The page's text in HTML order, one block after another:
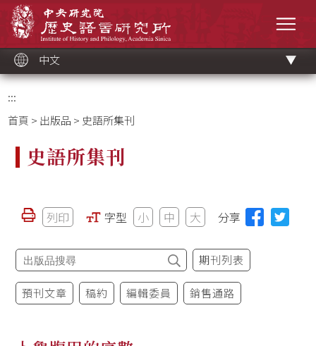
中文
:::
首頁 > 出版品 > 史語所集刊
史語所集刊
列印 字型 小 中 大 分享
期刊列表
預刊文章 稿約 編輯委員 銷售通路